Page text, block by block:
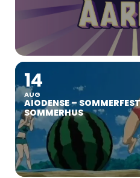
14
AUG
AIODENSE –
SOMMERHUS